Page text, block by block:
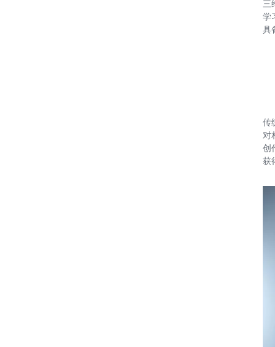
三
学
具
传
对
创
获